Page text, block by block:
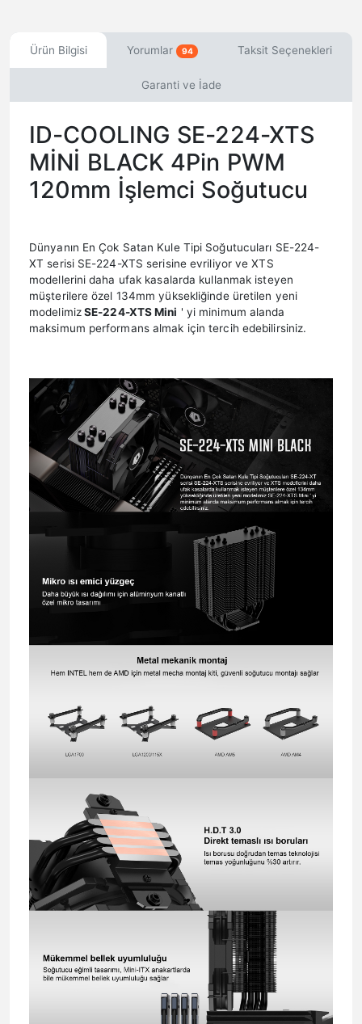
Ürün Bilgisi Yorumlar 94 Taksit Seçenekleri
Garanti ve İade
ID-COOLING SE-224-XTS
MİNİ BLACK 4Pin PWM
120mm İşlemci Soğutucu
Dünyanın En Çok Satan Kule Tipi Soğutucuları SE-224-
XT serisi SE-224-XTS serisine evriliyor ve XTS
modellerini daha ufak kasalarda kullanmak isteyen
müşterilere özel 134mm yüksekliğinde üretilen yeni
modelimizSE-224-XTS Mini ' yi minimum alanda
maksimum performans almak için tercih edebilirsiniz.